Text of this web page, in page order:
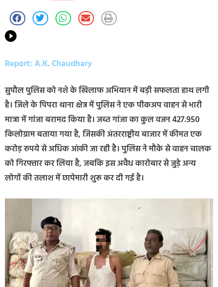
Report: A.K. Chaudhary
सुपौल पुलिस को नशे के खिलाफ अभियान में बड़ी सफलता हाथ लगी
है। जिले के पिपरा थाना क्षेत्र में पुलिस ने एक पीकअप वाहन से भारी
मात्रा में गांजा बरामद किया है। जब्त गांजा का कुल वजन 427.950
किलोग्राम बताया गया है, जिसकी अंतरराष्ट्रीय बाजार में कीमत एक
करोड़ रुपये से अधिक आंकी जा रही है। पुलिस ने मौके से वाहन चालक
को गिरफ्तार कर लिया है, जबकि इस अवैध कारोबार से जुड़े अन्य
लोगों की तलाश में छापेमारी शुरू कर दी गई है।